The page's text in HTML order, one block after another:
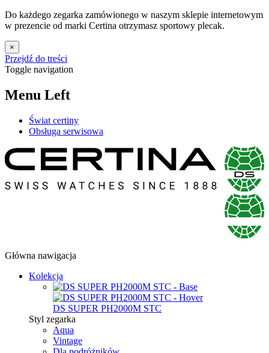
Do każdego zegarka zamówionego w naszym sklepie internetowym
w prezencie od marki Certina otrzymasz sportowy plecak.
×
Przejdź do treści
Toggle navigation
Menu Left
Świat certiny
Obsługa serwisowa
Główna nawigacja
Kolekcja
DS SUPER PH2000M STC
Styl zegarka
Aqua
Vintage